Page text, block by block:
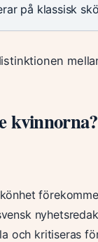
på klassisk
kvinnorna?
och kritiseras